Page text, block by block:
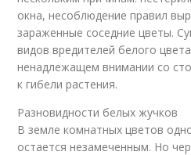
окна, несоблюдение правил
зараженные соседние цветы.
видов вредителей белого
ненадлежащем внимании со
к гибели растения.
Разновидности белых жучков
В земле комнатных цветов
остается незамеченным. Но